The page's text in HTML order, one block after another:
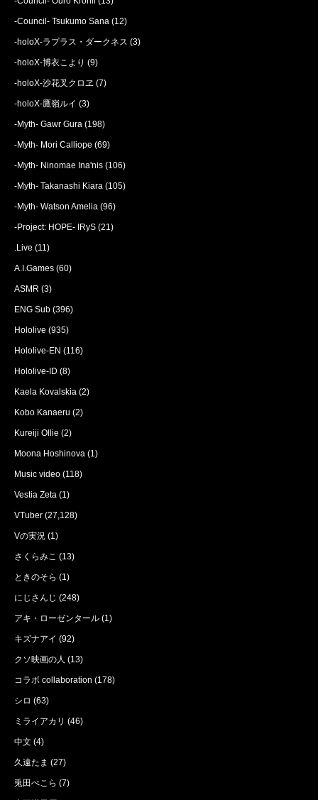
-Council- Tsukumo Sana (12)
-holoX-ラプラス・ダークネス (3)
-holoX-博衣こより (9)
-holoX-沙花叉クロヱ (7)
-holoX-鷹嶺ルイ (3)
-Myth- Gawr Gura (198)
-Myth- Mori Calliope (69)
-Myth- Ninomae Ina'nis (106)
-Myth- Takanashi Kiara (105)
-Myth- Watson Amelia (96)
-Project: HOPE- IRyS (21)
.Live (11)
A.I.Games (60)
ASMR (3)
ENG Sub (396)
Hololive (935)
Hololive-EN (116)
Hololive-ID (8)
Kaela Kovalskia (2)
Kobo Kanaeru (2)
Kureiji Ollie (2)
Moona Hoshinova (1)
Music video (118)
Vestia Zeta (1)
VTuber (27,128)
Vの実況 (1)
さくらみこ (13)
ときのそら (1)
にじさんじ (248)
アキ・ローゼンタール (1)
キズナアイ (92)
クソ映画の人 (13)
コラボ collaboration (178)
シロ (63)
ミライアカリ (46)
中文 (4)
久遠たま (27)
兎田ぺこら (7)